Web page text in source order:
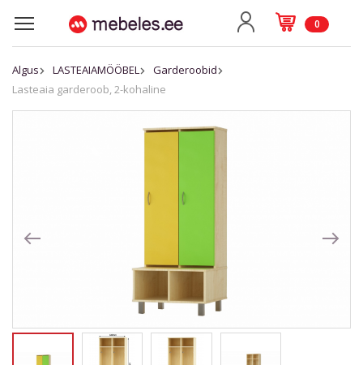
0
Algus LASTEAIAMÖÖBEL
Garderoobid
Lasteaia garderoob, 2-kohaline